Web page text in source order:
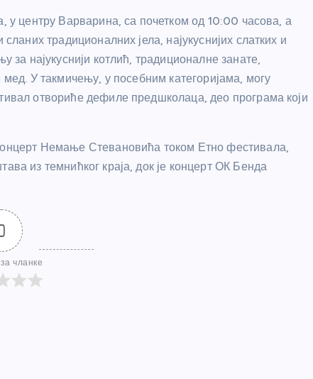
центру Варварина, са почетком од 10:00 часова, а
традиционалних јела, најукуснијих слатких и
најукуснији котлић, традиционалне занате,
мед. У такмичењу, у посебним категоријама, могу
отвориће дефиле предшколаца, део програма који
Немање Стевановића током Етно фестивала,
из темнићког краја, док је концерт ОК Бенда
чланке